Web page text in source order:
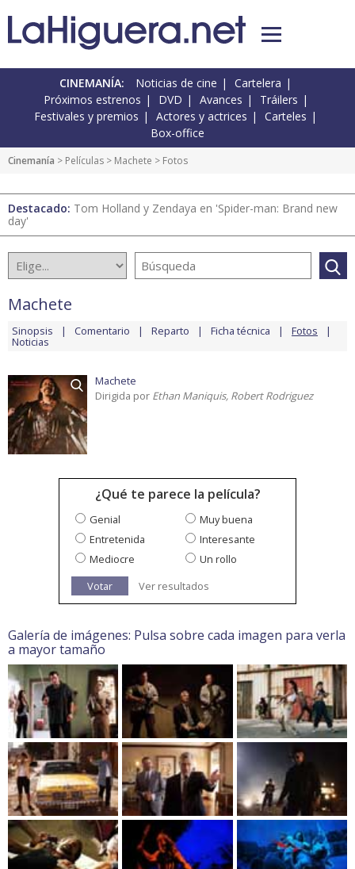
CINEMANÍA: Noticias de cine
Cartelera
Próximos estrenos
DVD Avances
Tráilers
Festivales y premios
Actores y actrices
Carteles
Box-office
Cinemanía > Películas > Machete > Fotos
Destacado: Tom Holland y Zendaya en 'Spider-man: Brand new
day'
Machete
Sinopsis Comentario Reparto Ficha técnica Fotos
Noticias
Machete
Dirigida por Ethan Maniquis, Robert Rodriguez
¿Qué te parece la película?
Genial
Muy buena
Entretenida
Interesante
Mediocre
Un rollo
Votar
Ver resultados
Galería de imágenes: Pulsa sobre cada imagen para verla
a mayor tamaño